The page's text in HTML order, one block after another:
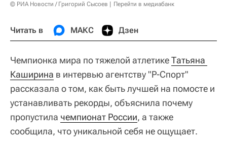
© РИА Новости / Григорий Сысоев Перейти в медиабанк
Читать в МАКС Дзен
Чемпионка мира по тяжелой атлетикеТатьяна
Каширина в интервью агентству "Р-Спорт"
рассказала о том, как быть лучшей на помосте и
устанавливать рекорды, объяснила почему
пропустила чемпионат России, а также
сообщила, что уникальной себя не ощущает.